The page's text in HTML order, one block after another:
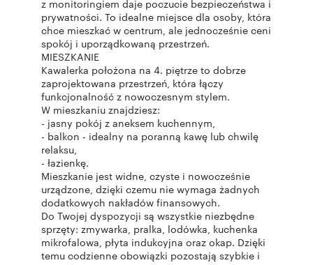
z monitoringiem daje poczucie bezpieczeństwa i
prywatności. To idealne miejsce dla osoby, która
chce mieszkać w centrum, ale jednocześnie ceni
spokój i uporządkowaną przestrzeń.
MIESZKANIE
Kawalerka położona na 4. piętrze to dobrze
zaprojektowana przestrzeń, która łączy
funkcjonalność z nowoczesnym stylem.
W mieszkaniu znajdziesz:
- jasny pokój z aneksem kuchennym,
- balkon - idealny na poranną kawę lub chwilę
relaksu,
- łazienkę.
Mieszkanie jest widne, czyste i nowocześnie
urządzone, dzięki czemu nie wymaga żadnych
dodatkowych nakładów finansowych.
Do Twojej dyspozycji są wszystkie niezbędne
sprzęty: zmywarka, pralka, lodówka, kuchenka
mikrofalowa, płyta indukcyjna oraz okap. Dzięki
temu codzienne obowiązki pozostają szybkie i